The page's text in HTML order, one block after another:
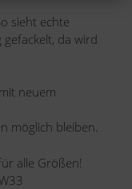
sieht echte
da wird
neuem
möglich bleiben.
alle Größen!